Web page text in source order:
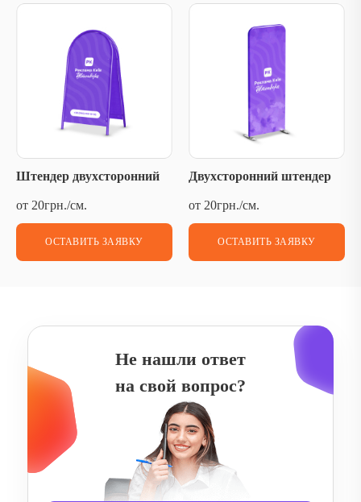
Штендер двухсторонний
от 20грн./см.
ОСТАВИТЬ ЗАЯВКУ
Двухсторонний штендер
от 20грн./см.
ОСТАВИТЬ ЗАЯВКУ
Не нашли ответ
на свой вопрос?